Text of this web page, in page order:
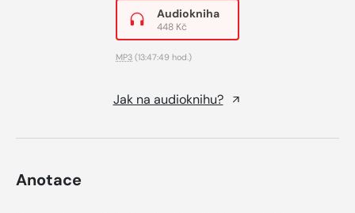
Audiokniha
448 Kč
MP3 (13:47:49 hod.)
Jak na audioknihu?
Anotace